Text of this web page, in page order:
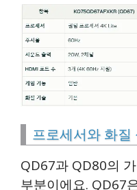
프로세서와 화질
QD67과 QD80의 가
부분이에요. QD67